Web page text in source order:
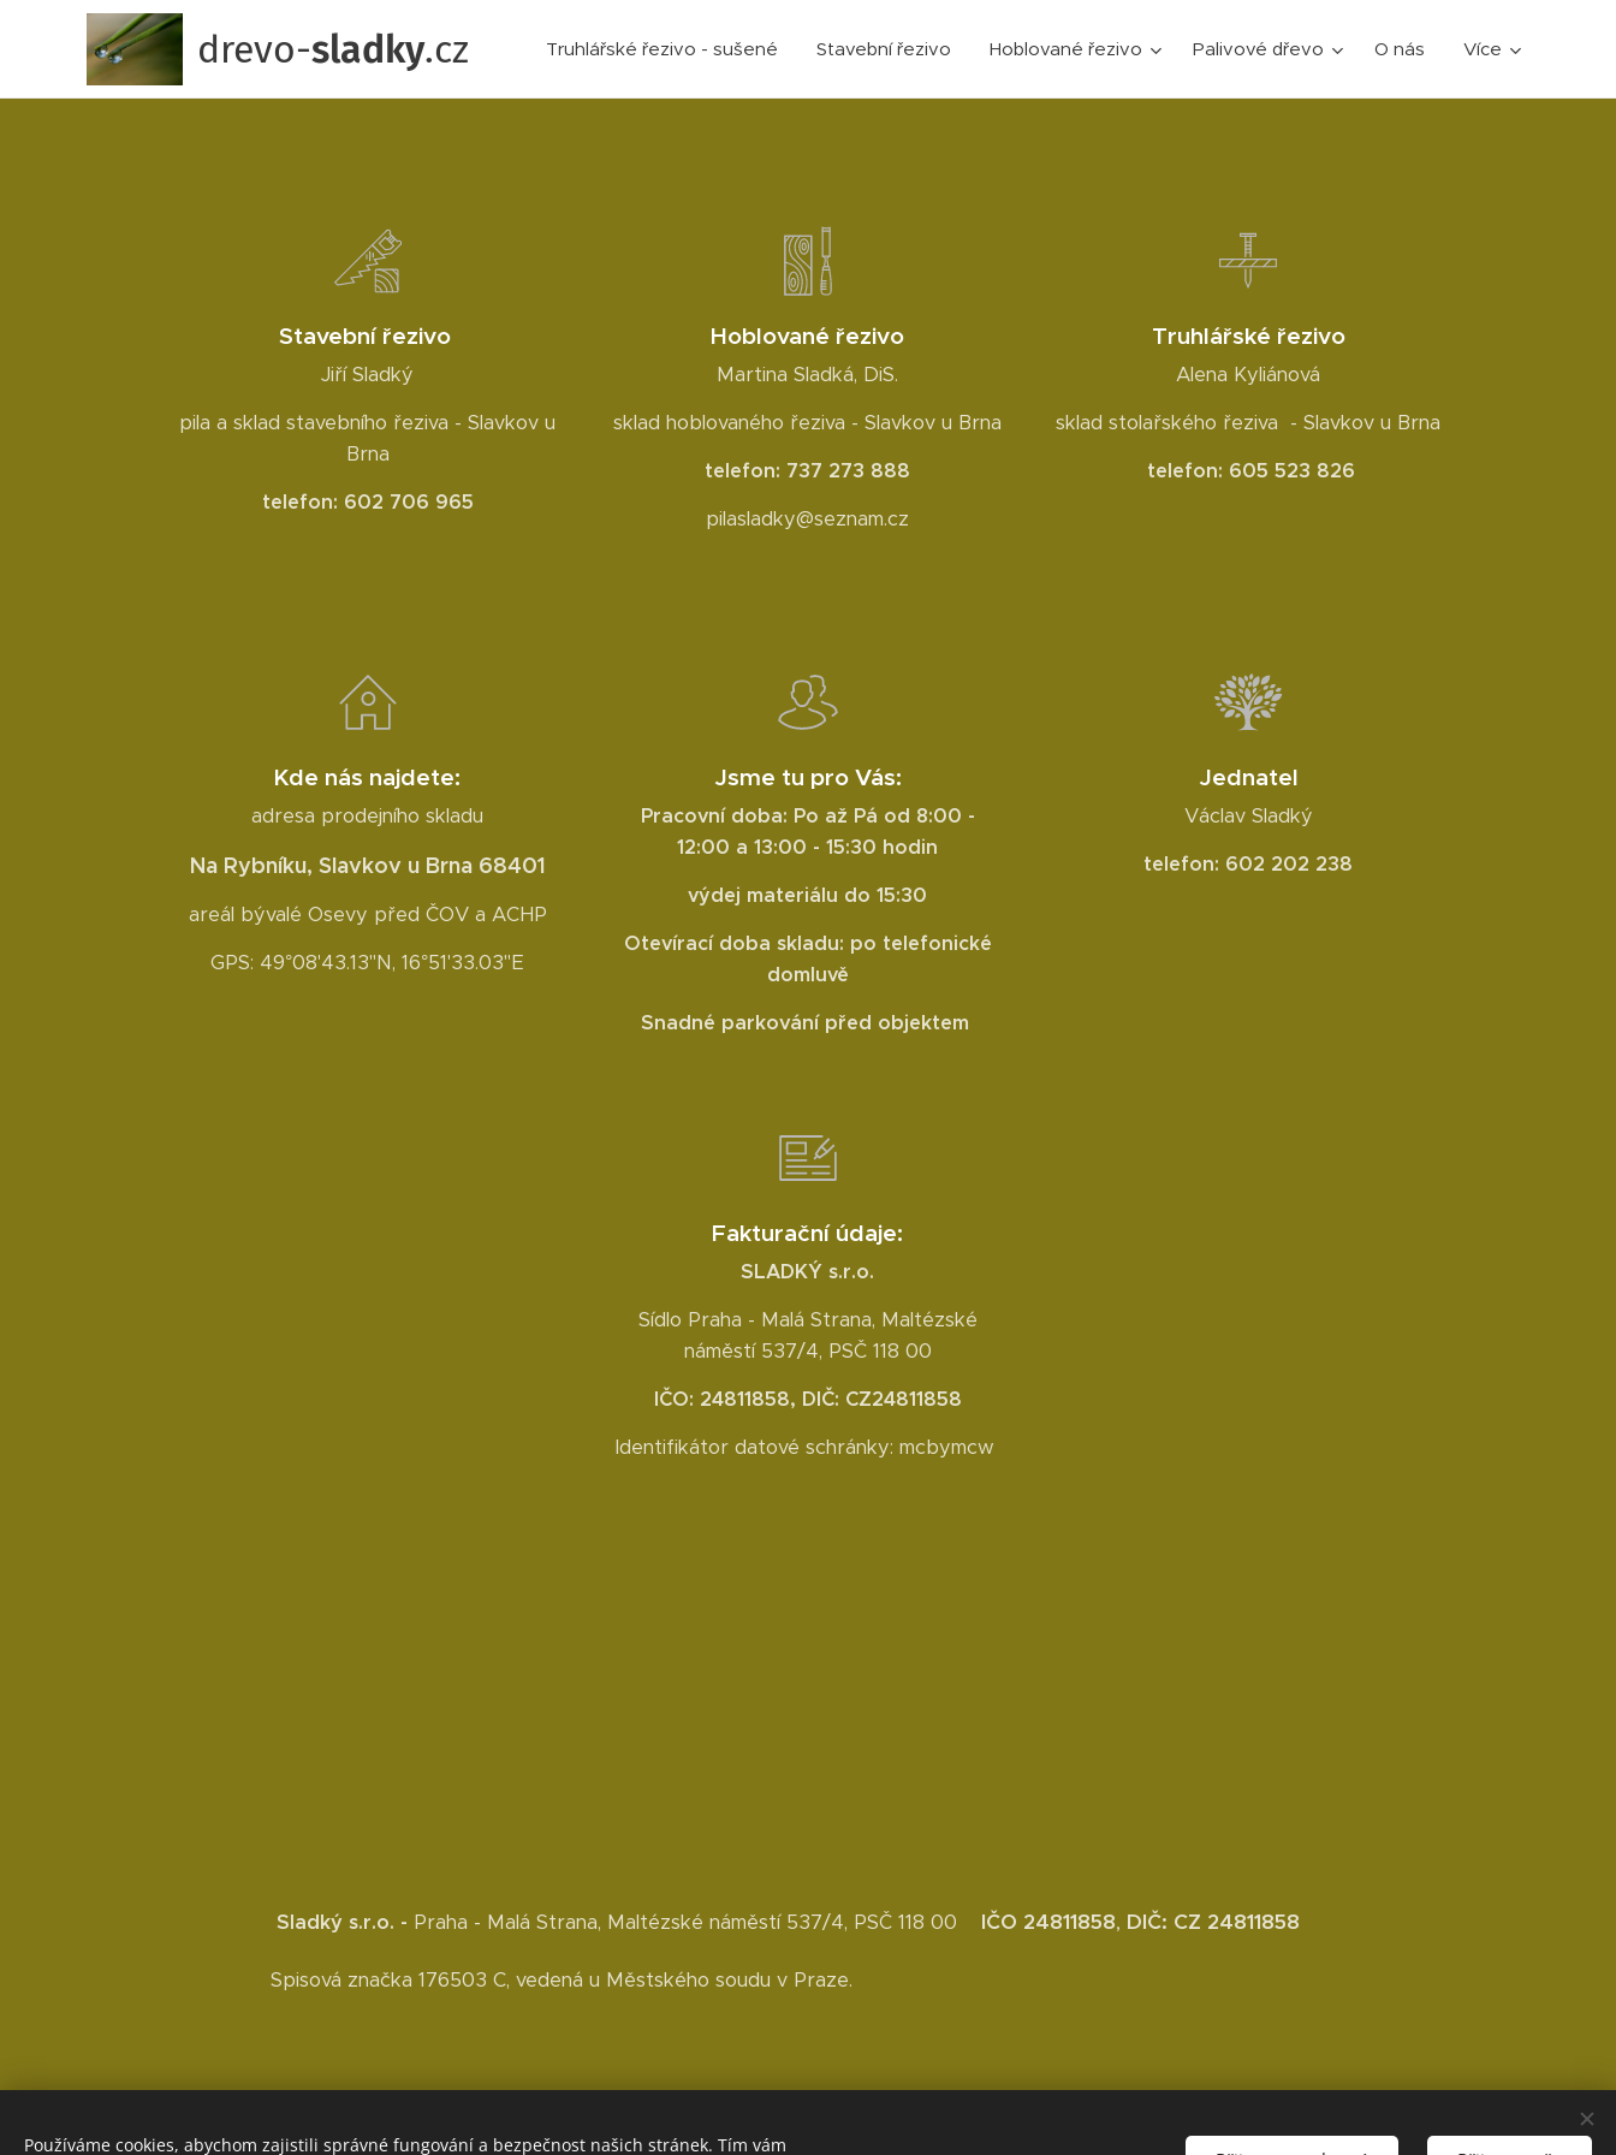
drevo-sladky.cz Truhlářské řezivo - sušené Stavební řezivo Hoblované řezivo Palivové dřevo O nás Více
Stavební řezivo
Jiří Sladký
pila a sklad stavebního řeziva - Slavkov u
Brna
telefon: 602 706 965
Hoblované řezivo
Martina Sladká, DiS.
sklad hoblovaného řeziva - Slavkov u Brna
telefon: 737 273 888
pilasladky@seznam.cz
Truhlářské řezivo
Alena Kyliánová
sklad stolařského řeziva - Slavkov u Brna
telefon: 605 523 826
Kde nás najdete:
adresa prodejního skladu
Na Rybníku, Slavkov u Brna 68401
areál bývalé Osevy před ČOV a ACHP
GPS: 49°08'43.13"N, 16°51'33.03"E
Jsme tu pro Vás:
Pracovní doba: Po až Pá od 8:00 -
12:00 a 13:00 - 15:30 hodin
výdej materiálu do 15:30
Otevírací doba skladu: po telefonické
domluvě
Snadné parkování před objektem
Jednatel
Václav Sladký
telefon: 602 202 238
Fakturační údaje:
SLADKÝ s.r.o.
Sídlo Praha - Malá Strana, Maltézské
náměstí 537/4, PSČ 118 00
IČO: 24811858, DIČ: CZ24811858
Identifikátor datové schránky: mcbymcw
Sladký s.r.o. - Praha - Malá Strana, Maltézské náměstí 537/4, PSČ 118 00 IČO 24811858, DIČ: CZ 24811858
Spisová značka 176503 C, vedená u Městského soudu v Praze.
Používáme cookies, abychom zajistili správné fungování a bezpečnost našich stránek. Tím vám